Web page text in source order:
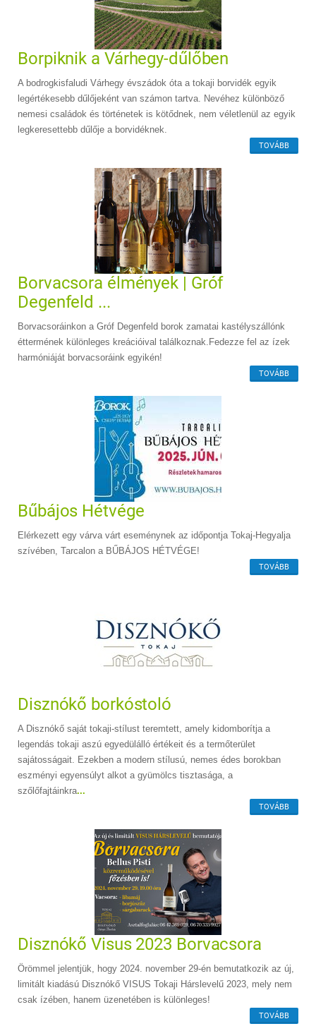
Borpiknik a Várhegy-dűlőben
A bodrogkisfaludi Várhegy évszádok óta a tokaji borvidék egyik
legértékesebb dűlőjeként van számon tartva. Nevéhez különböző
nemesi családok és történetek is kötődnek, nem véletlenül az egyik
legkeresettebb dűlője a borvidéknek.
TOVÁBB
Borvacsora élmények | Gróf
Degenfeld ...
Borvacsoráinkon a Gróf Degenfeld borok zamatai kastélyszállónk
éttermének különleges kreációival találkoznak.Fedezze fel az ízek
harmóniáját borvacsoráink egyikén!
TOVÁBB
Bűbájos Hétvége
Elérkezett egy várva várt eseménynek az időpontja Tokaj-Hegyalja
szívében, Tarcalon a BŰBÁJOS HÉTVÉGE!
TOVÁBB
Disznókő borkóstoló
A Disznókő saját tokaji-stílust teremtett, amely kidomborítja a
legendás tokaji aszú egyedülálló értékeit és a termőterület
sajátosságait. Ezekben a modern stílusú, nemes édes borokban
eszményi egyensúlyt alkot a gyümölcs tisztasága, a
szőlőfajtáinkra...
TOVÁBB
Disznókő Visus 2023 Borvacsora
Örömmel jelentjük, hogy 2024. november 29-én bemutatkozik az új,
limitált kiadású Disznókő VISUS Tokaji Hárslevelű 2023, mely nem
csak ízében, hanem üzenetében is különleges!
TOVÁBB